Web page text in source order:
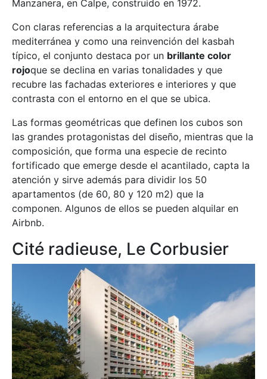
Manzanera, en Calpe, construido en 1972.
Con claras referencias a la arquitectura árabe
mediterránea y como una reinvención del kasbah
típico, el conjunto destaca por un brillante color
rojoque se declina en varias tonalidades y que
recubre las fachadas exteriores e interiores y que
contrasta con el entorno en el que se ubica.
Las formas geométricas que definen los cubos son
las grandes protagonistas del diseño, mientras que la
composición, que forma una especie de recinto
fortificado que emerge desde el acantilado, capta la
atención y sirve además para dividir los 50
apartamentos (de 60, 80 y 120 m2) que la
componen. Algunos de ellos se pueden alquilar en
Airbnb.
Cité radieuse, Le Corbusier